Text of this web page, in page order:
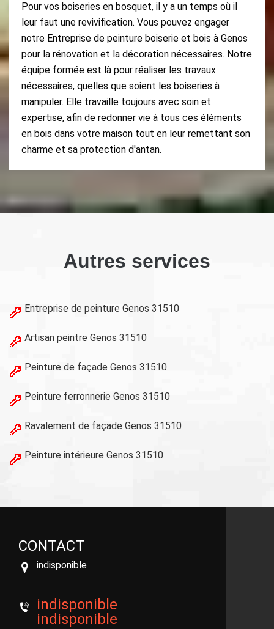
Pour vos boiseries en bosquet, il y a un temps où il
leur faut une revivification. Vous pouvez engager
notre Entreprise de peinture boiserie et bois à Genos
pour la rénovation et la décoration nécessaires. Notre
équipe formée est là pour réaliser les travaux
nécessaires, quelles que soient les boiseries à
manipuler. Elle travaille toujours avec soin et
expertise, afin de redonner vie à tous ces éléments
en bois dans votre maison tout en leur remettant son
charme et sa protection d'antan.
Autres services
Entreprise de peinture Genos 31510
Artisan peintre Genos 31510
Peinture de façade Genos 31510
Peinture ferronnerie Genos 31510
Ravalement de façade Genos 31510
Peinture intérieure Genos 31510
CONTACT
indisponible
indisponible
indisponible